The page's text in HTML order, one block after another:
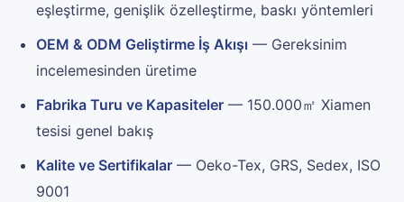
eşleştirme, genişlik özelleştirme, baskı yöntemleri
OEM & ODM Geliştirme İş Akışı — Gereksinim
incelemesinden üretime
Fabrika Turu ve Kapasiteler — 150.000㎡ Xiamen
tesisi genel bakış
Kalite ve Sertifikalar — Oeko-Tex, GRS, Sedex, ISO
9001